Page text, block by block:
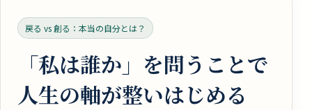
戻る vs 創る：本当の自分とは？
「私は誰か」を問うことで
人生の軸が整いはじめる